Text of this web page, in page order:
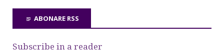
ABONARE RSS
Subscribe in a reader